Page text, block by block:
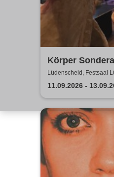
Körper
Lüdenscheid, Festsaal
11.09.2026 -